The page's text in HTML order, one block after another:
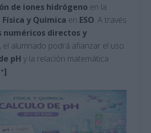
de iones hidrógeno en la
Física y Química en ESO. A través
numéricos directos y
, el alumnado podrá afianzar el uso
pH y la relación matemática
.